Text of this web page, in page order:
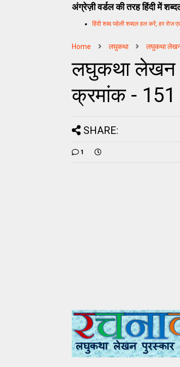
अंग्रेज़ी वर्डल की तरह हिंदी में
हिंदी शब्द पहेली शब्दल हल करें, हर रोज
Home लघुकथा लघुकथा
लघुकथा लेखन
क्रमांक - 151
SHARE:
1